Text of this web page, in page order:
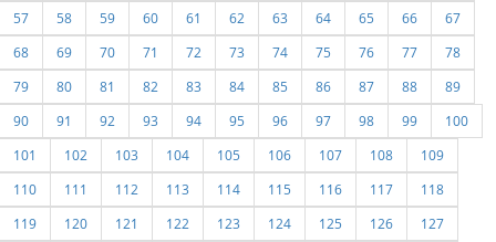
57
58 59 60 61 62 63 64 65 66
67
68
69 70 71 72 73 74 75 76 77
78
79
80 81 82 83 84 85 86 87 88
89
90
91 92 93 94 95 96 97 98 99
100
101
102 103 104 105 106 107 108
109
110
111 112 113 114 115 116 117
118
119
120 121 122 123 124 125 126
127